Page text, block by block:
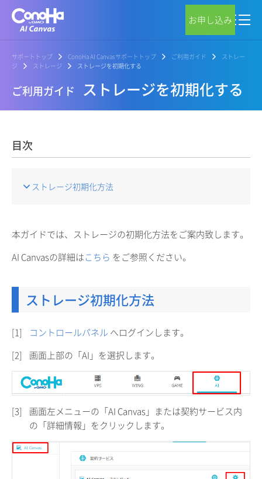
お申し込み
サポートトップ ConoHa AI Canvasサポートトップ ご利用ガイド
ストレー
ジ
ストレージ ストレージを初期化する
ご利用ガイド ストレージを初期化する
目次
ストレージ初期化方法
本ガイドでは、ストレージの初期化方法をご案内致します。
AI Canvasの詳細はこちら をご参照ください。
ストレージ初期化方法
[1] コントロールパネル へログインします。
[2]
画面上部の「AI」を選択します。
[3]
画面左メニューの「AI Canvas」または契約サービス内
の「詳細情報」をクリックします。